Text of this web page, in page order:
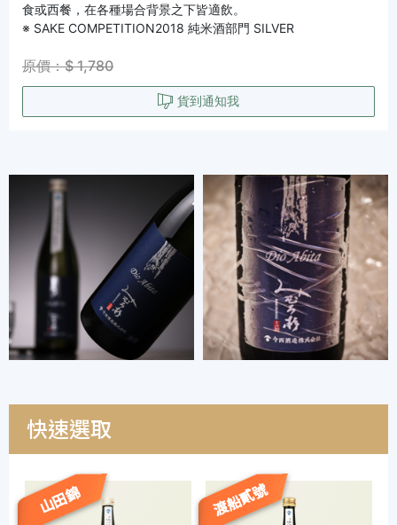
食或西餐，在各種場合背景之下皆適飲。
※ SAKE COMPETITION2018 純米酒部門 SILVER
原價：$ 1,780
貨到通知我
快速選取
山田錦 渡船貳號